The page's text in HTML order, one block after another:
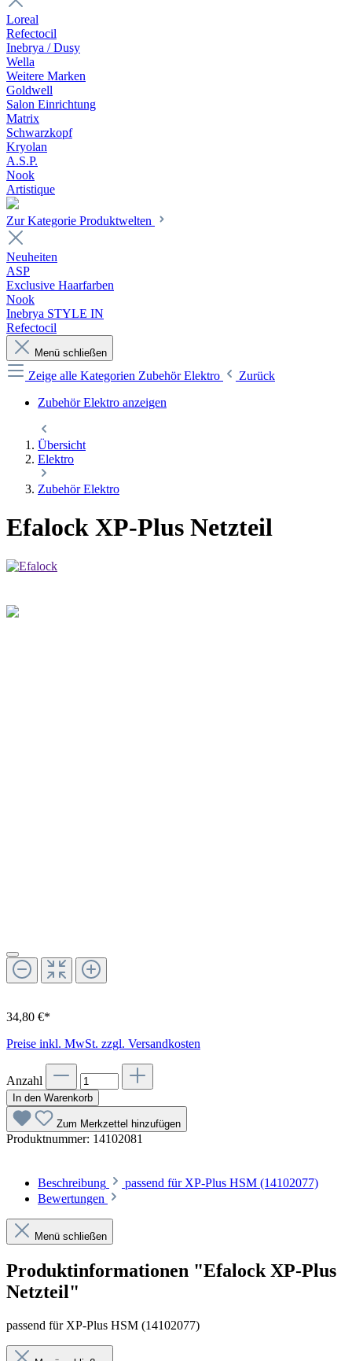
Loreal
Refectocil
Inebrya / Dusy
Wella
Weitere Marken
Goldwell
Salon Einrichtung
Matrix
Schwarzkopf
Kryolan
A.S.P.
Nook
Artistique
Zur Kategorie Produktwelten
Neuheiten
ASP
Exclusive Haarfarben
Nook
Inebrya STYLE IN
Refectocil
Menü schließen
Zeige alle Kategorien Zubehör Elektro
Zurück
Zubehör Elektro anzeigen
Übersicht
Elektro
Zubehör Elektro
Efalock XP-Plus Netzteil
34,80 €*
Preise inkl. MwSt. zzgl. Versandkosten
Anzahl
In den Warenkorb
Zum Merkzettel hinzufügen
Produktnummer: 14102081
Beschreibung
passend für XP-Plus HSM (14102077)
Bewertungen
Menü schließen
Produktinformationen "Efalock XP-Plus
Netzteil"
passend für XP-Plus HSM (14102077)